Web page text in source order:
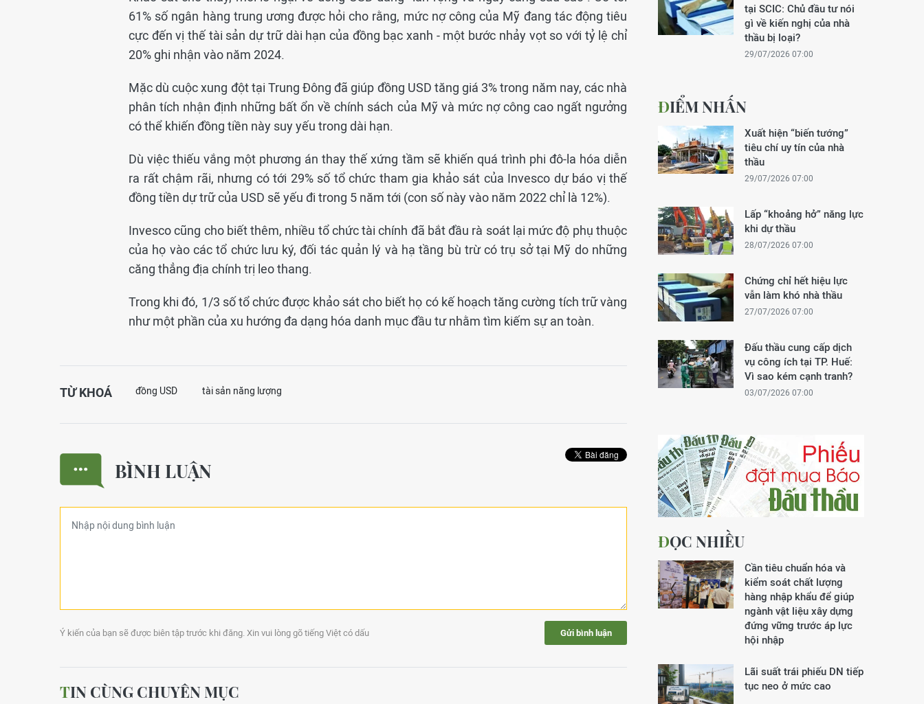
61% số ngân hàng trung ương được hỏi cho rằng, mức nợ công của Mỹ đang tác động tiêu
cực đến vị thế tài sản dự trữ dài hạn của đồng bạc xanh - một bước nhảy vọt so với tỷ lệ chỉ
20% ghi nhận vào năm 2024.
Mặc dù cuộc xung đột tại Trung Đông đã giúp đồng USD tăng giá 3% trong năm nay, các nhà
phân tích nhận định những bất ổn về chính sách của Mỹ và mức nợ công cao ngất ngưởng
có thể khiến đồng tiền này suy yếu trong dài hạn.
Dù việc thiếu vắng một phương án thay thế xứng tầm sẽ khiến quá trình phi đô-la hóa diễn
ra rất chậm rãi, nhưng có tới 29% số tổ chức tham gia khảo sát của Invesco dự báo vị thế
đồng tiền dự trữ của USD sẽ yếu đi trong 5 năm tới (con số này vào năm 2022 chỉ là 12%).
Invesco cũng cho biết thêm, nhiều tổ chức tài chính đã bắt đầu rà soát lại mức độ phụ thuộc
của họ vào các tổ chức lưu ký, đối tác quản lý và hạ tầng bù trừ có trụ sở tại Mỹ do những
căng thẳng địa chính trị leo thang.
Trong khi đó, 1/3 số tổ chức được khảo sát cho biết họ có kế hoạch tăng cường tích trữ vàng
như một phần của xu hướng đa dạng hóa danh mục đầu tư nhằm tìm kiếm sự an toàn.
TỪ KHOÁ đồng USD tài sản năng lượng
BÌNH LUẬN
Ý kiến của bạn sẽ được biên tập trước khi đăng. Xin vui lòng gõ tiếng Việt có dấu Gửi bình luận
TIN CÙNG CHUYÊN MỤC
tại SCIC: Chủ đầu tư nói
gì về kiến nghị của nhà
thầu bị loại?
29/07/2026 07:00
ĐIỂM NHẤN
Xuất hiện “biến tướng”
tiêu chí uy tín của nhà
thầu
29/07/2026 07:00
Lấp “khoảng hở” năng lực
khi dự thầu
28/07/2026 07:00
Chứng chỉ hết hiệu lực
vẫn làm khó nhà thầu
27/07/2026 07:00
Đấu thầu cung cấp dịch
vụ công ích tại TP. Huế:
Vì sao kém cạnh tranh?
03/07/2026 07:00
ĐỌC NHIỀU
Cần tiêu chuẩn hóa và
kiểm soát chất lượng
hàng nhập khẩu để giúp
ngành vật liệu xây dựng
đứng vững trước áp lực
hội nhập
Lãi suất trái phiếu DN tiếp
tục neo ở mức cao